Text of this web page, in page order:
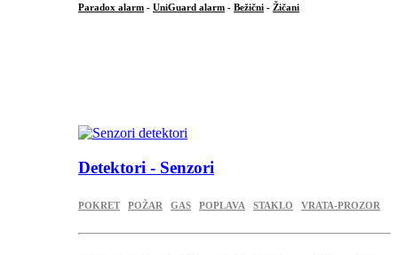
Paradox alarm - UniGuard alarm - Bežični - Žičani
Detektori - Senzori
POKRET POŽAR GAS POPLAVA STAKLO VRATA-PROZOR